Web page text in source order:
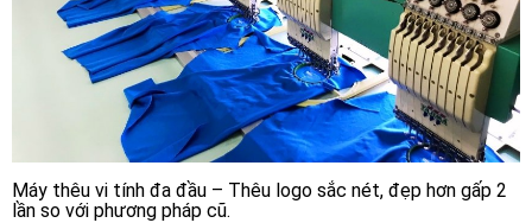
Máy thêu vi tính đa đầu – Thêu logo sắc nét, đẹp hơn gấp 2
lần so với phương pháp cũ.